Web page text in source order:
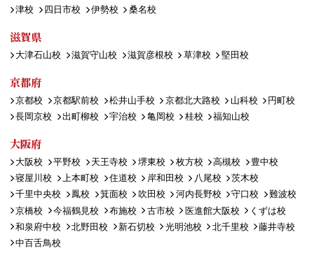
津校 四日市校 伊勢校 桑名校
滋賀県
大津石山校 滋賀守山校 滋賀彦根校 草津校 堅田校
京都府
京都校 京都駅前校 松井山手校 京都北大路校 山科校
円町校
長岡京校
出町柳校 宇治校 亀岡校 桂校 福知山校
大阪府
大阪校 平野校 天王寺校 堺東校 枚方校 高槻校
豊中校
寝屋川校
上本町校 住道校 岸和田校 八尾校
茨木校
千里中央校
鳳校 箕面校 吹田校 河内長野校 守口校
難波校
京橋校
今福鶴見校 布施校 古市校 医進館大阪校
くずは校
和泉府中校
北野田校 新石切校 光明池校 北千里校
藤井寺校
中百舌鳥校